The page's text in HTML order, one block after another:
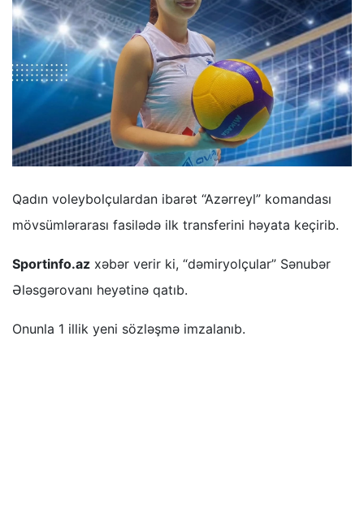
Qadın voleybolçulardan ibarət “Azərreyl” komandası
mövsümlərarası fasilədə ilk transferini həyata keçirib.
Sportinfo.az xəbər verir ki, “dəmiryolçular” Sənubər
Ələsgərovanı heyətinə qatıb.
Onunla 1 illik yeni sözləşmə imzalanıb.